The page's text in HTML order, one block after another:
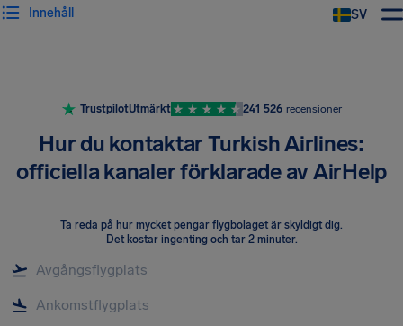
SV
Innehåll
TrustpilotUtmärkt 241 526 recensioner
Hur du kontaktar Turkish Airlines:
officiella kanaler förklarade av AirHelp
Ta reda på hur mycket pengar flygbolaget är skyldigt dig.
Det kostar ingenting och tar 2 minuter.